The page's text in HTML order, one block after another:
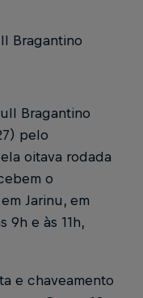
Bragantino
Bragantino
pelo
oitava rodada
o
Jarinu, em
9h e às 11h,
e chaveamento